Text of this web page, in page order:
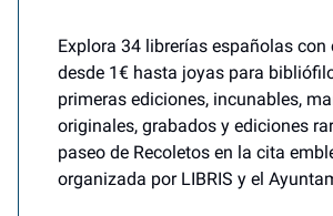
Explora 34 librerías españolas
desde 1€ hasta joyas para
primeras ediciones, incunables,
originales, grabados y ediciones
paseo de Recoletos en la cita
organizada por LIBRIS y el